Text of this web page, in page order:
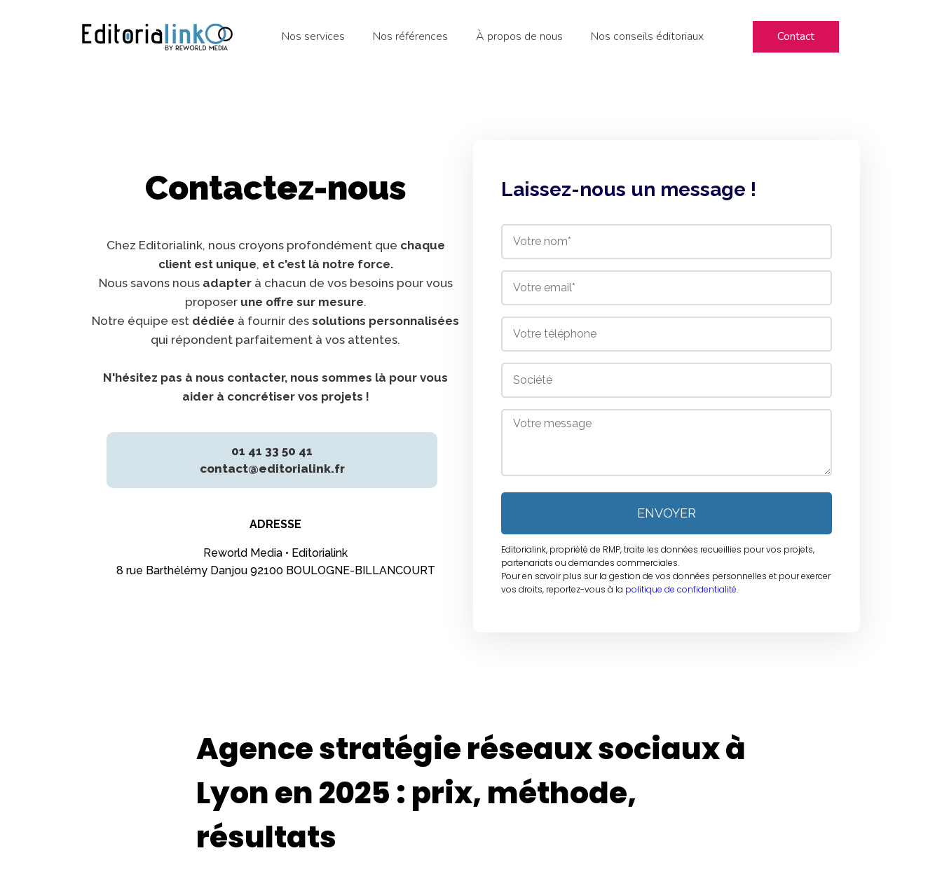
Nos services Nos références À propos de nous Nos conseils éditoriaux Contact
Contactez-nous
Chez Editorialink, nous croyons profondément que chaque
client est unique, et c'est là notre force.
Nous savons nous adapter à chacun de vos besoins pour vous
proposer une offre sur mesure.
Notre équipe est dédiée à fournir des solutions personnalisées
qui répondent parfaitement à vos attentes.
N'hésitez pas à nous contacter, nous sommes là pour vous
aider à concrétiser vos projets !
01 41 33 50 41
contact@editorialink.fr
ADRESSE
Reworld Media • Editorialink
8 rue Barthélémy Danjou 92100 BOULOGNE-BILLANCOURT
Laissez-nous un message !
ENVOYER
Editorialink, propriété de RMP, traite les données recueillies pour vos projets,
partenariats ou demandes commerciales.
Pour en savoir plus sur la gestion de vos données personnelles et pour exercer
vos droits, reportez-vous à la politique de confidentialité.
Agence stratégie réseaux sociaux à
Lyon en 2025 : prix, méthode,
résultats